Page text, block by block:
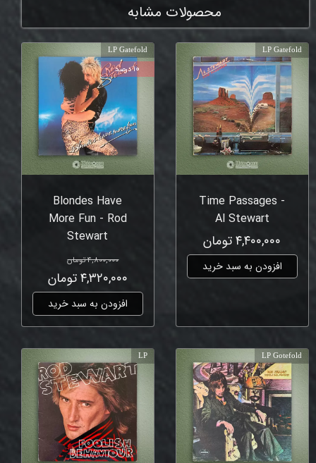
محصولات مشابه
Time Passages -
Al Stewart
۴,۴۰۰,۰۰۰ تومان
افزودن به سبد خرید
LP Gatefold
Blondes Have
More Fun - Rod
Stewart
۴,۸۰۰,۰۰۰ تومان
۴,۳۲۰,۰۰۰ تومان
افزودن به سبد خرید
LP Gatefold
۱۰ درصد
LP Gotefold
LP